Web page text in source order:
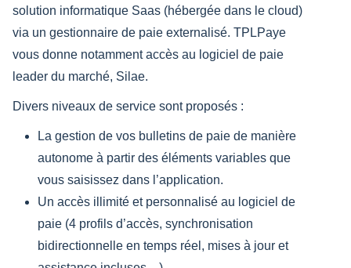
solution informatique Saas (hébergée dans le cloud)
via un gestionnaire de paie externalisé. TPLPaye
vous donne notamment accès au logiciel de paie
leader du marché, Silae.
Divers niveaux de service sont proposés :
La gestion de vos bulletins de paie de manière
autonome à partir des éléments variables que
vous saisissez dans l’application.
Un accès illimité et personnalisé au logiciel de
paie (4 profils d’accès, synchronisation
bidirectionnelle en temps réel, mises à jour et